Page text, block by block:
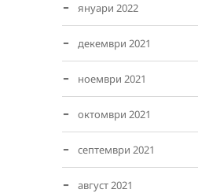
януари 2022
декември 2021
ноември 2021
октомври 2021
септември 2021
август 2021